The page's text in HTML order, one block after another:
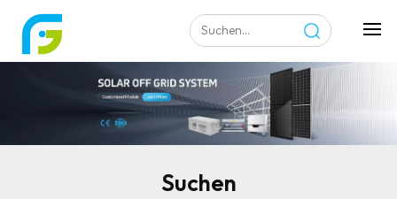
Suchen